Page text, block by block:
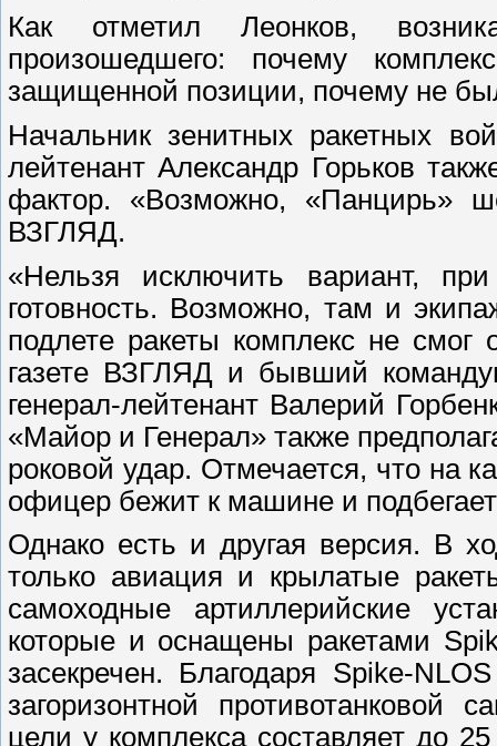
Как отметил Леонков,
произошедшего: почему
защищенной позиции, почему не
Начальник зенитных ракетных
лейтенант Александр Горьков
фактор. «Возможно, «Панцирь»
ВЗГЛЯД.
«Нельзя исключить вариант,
готовность. Возможно, там и
подлете ракеты комплекс не смог
газете ВЗГЛЯД и бывший
генерал-лейтенант Валерий
«Майор и Генерал» также
роковой удар. Отмечается, что на
офицер бежит к машине и подбегает
Однако есть и другая версия. В
только авиация и крылатые
самоходные артиллерийские
которые и оснащены ракетами
засекречен. Благодаря Spike-
загоризонтной противотанковой
цели у комплекса составляет до